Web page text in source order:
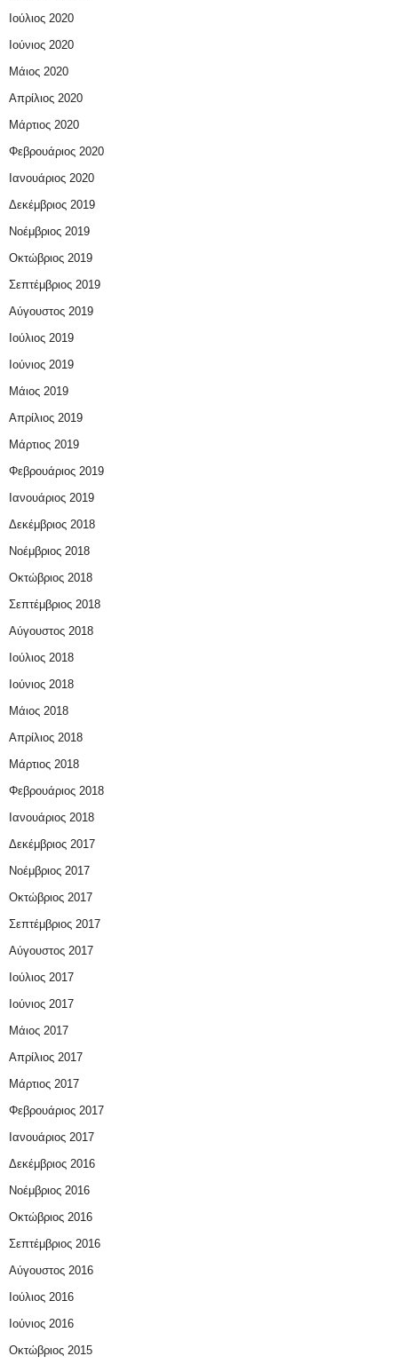
Ιούλιος 2020
Ιούνιος 2020
Μάιος 2020
Απρίλιος 2020
Μάρτιος 2020
Φεβρουάριος 2020
Ιανουάριος 2020
Δεκέμβριος 2019
Νοέμβριος 2019
Οκτώβριος 2019
Σεπτέμβριος 2019
Αύγουστος 2019
Ιούλιος 2019
Ιούνιος 2019
Μάιος 2019
Απρίλιος 2019
Μάρτιος 2019
Φεβρουάριος 2019
Ιανουάριος 2019
Δεκέμβριος 2018
Νοέμβριος 2018
Οκτώβριος 2018
Σεπτέμβριος 2018
Αύγουστος 2018
Ιούλιος 2018
Ιούνιος 2018
Μάιος 2018
Απρίλιος 2018
Μάρτιος 2018
Φεβρουάριος 2018
Ιανουάριος 2018
Δεκέμβριος 2017
Νοέμβριος 2017
Οκτώβριος 2017
Σεπτέμβριος 2017
Αύγουστος 2017
Ιούλιος 2017
Ιούνιος 2017
Μάιος 2017
Απρίλιος 2017
Μάρτιος 2017
Φεβρουάριος 2017
Ιανουάριος 2017
Δεκέμβριος 2016
Νοέμβριος 2016
Οκτώβριος 2016
Σεπτέμβριος 2016
Αύγουστος 2016
Ιούλιος 2016
Ιούνιος 2016
Οκτώβριος 2015